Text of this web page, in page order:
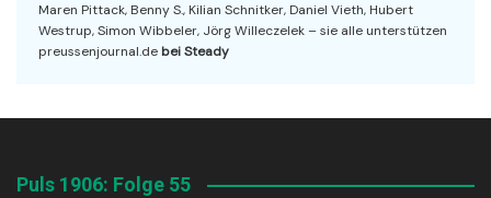
Maren Pittack, Benny S., Kilian Schnitker, Daniel Vieth, Hubert
Westrup, Simon Wibbeler, Jörg Willeczelek – sie alle unterstützen
preussenjournal.de bei Steady
Puls 1906: Folge 55